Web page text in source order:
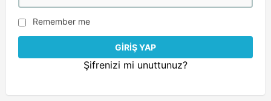
Remember me
Şifrenizi mi unuttunuz?